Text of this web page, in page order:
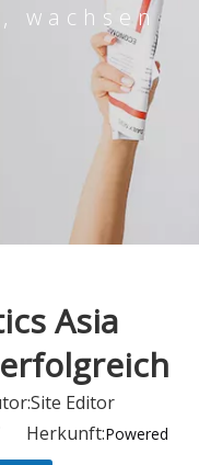
wachsen
Asia
Editor
Herkunft:Powered